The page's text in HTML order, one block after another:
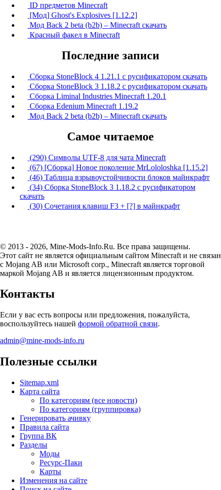
ID предметов Minecraft
[Мод] Ghost's Explosives [1.12.2]
Мод Back 2 beta (b2b) – Minecraft скачать
Красный факел в Minecraft
Последние записи
Сборка StoneBlock 4 1.21.1 с русификатором скачать
Сборка StoneBlock 3 1.18.2 с русификатором скачать
Сборка Liminal Industries Minecraft 1.20.1
Сборка Edenium Minecraft 1.19.2
Мод Back 2 beta (b2b) – Minecraft скачать
Самое читаемое
(290) Символы UTF-8 для чата Minecraft
(67) [Сборка] Новое поколение MrLololoshka [1.15.2]
(46) Таблица взрывоустойчивости блоков майнкрафт
(34) Сборка StoneBlock 3 1.18.2 с русификатором
скачать
(30) Сочетания клавиш F3 + [?] в майнкрафт
© 2013 - 2026, Mine-Mods-Info.Ru. Все права защищены.
Этот сайт не является официальным сайтом Minecraft и не связан
с Mojang AB или Microsoft corp., Minecraft является торговой
маркой Mojang AB и является лицензионным продуктом.
Контакты
Если у вас есть вопросы или предложения, пожалуйста,
воспользуйтесь нашей формой обратной связи.
admin@mine-mods-info.ru
Полезные ссылки
Sitemap.xml
Карта сайта
По категориям (все новости)
По категориям (группировка)
Генерировать ачивку
Правила сайта
Группа ВК
Разделы
Моды
Ресурс-Паки
Карты
Изменения на сайте